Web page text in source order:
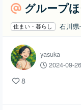
グループ
住まい・暮らし 石川
yasuka
2024-09-
8